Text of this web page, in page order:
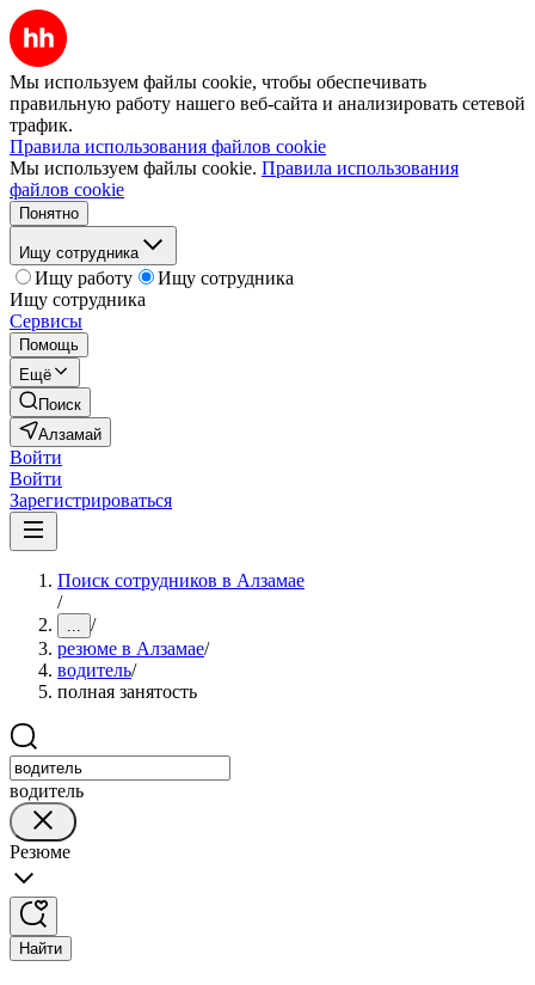
Мы используем файлы cookie, чтобы обеспечивать
правильную работу нашего веб-сайта и анализировать сетевой
трафик.
Правила использования файлов cookie
Мы используем файлы cookie. Правила использования
файлов cookie
Понятно
Ищу сотрудника
Ищу работу
Ищу сотрудника
Ищу сотрудника
Сервисы
Помощь
Ещё
Поиск
Алзамай
Войти
Войти
Зарегистрироваться
Поиск сотрудников в Алзамае
/
... /
резюме в Алзамае/
водитель/
полная занятость
водитель
Резюме
Найти